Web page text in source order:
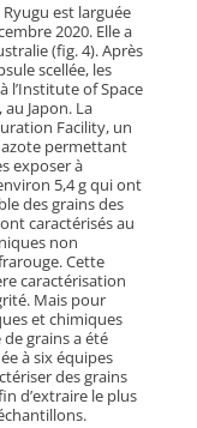
est larguée
2020. Elle a
(fig. 4). Après
scellée, les
l’Institute of Space
Japon. La
Facility, un
azote permettant
exposer à
5,4 g qui ont
des grains des
caractérisés au
non
Cette
caractérisation
Mais pour
et chimiques
grains a été
à six équipes
des grains
d’extraire le plus